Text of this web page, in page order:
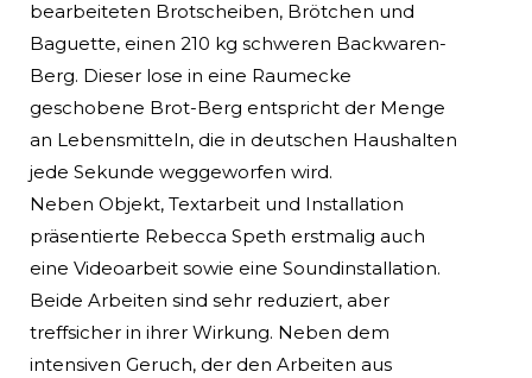
bearbeiteten Brotscheiben, Brötchen und
Baguette, einen 210 kg schweren Backwaren-
Berg. Dieser lose in eine Raumecke
geschobene Brot-Berg entspricht der Menge
an Lebensmitteln, die in deutschen Haushalten
jede Sekunde weggeworfen wird.
Neben Objekt, Textarbeit und Installation
präsentierte Rebecca Speth erstmalig auch
eine Videoarbeit sowie eine Soundinstallation.
Beide Arbeiten sind sehr reduziert, aber
treffsicher in ihrer Wirkung. Neben dem
intensiven Geruch, der den Arbeiten aus